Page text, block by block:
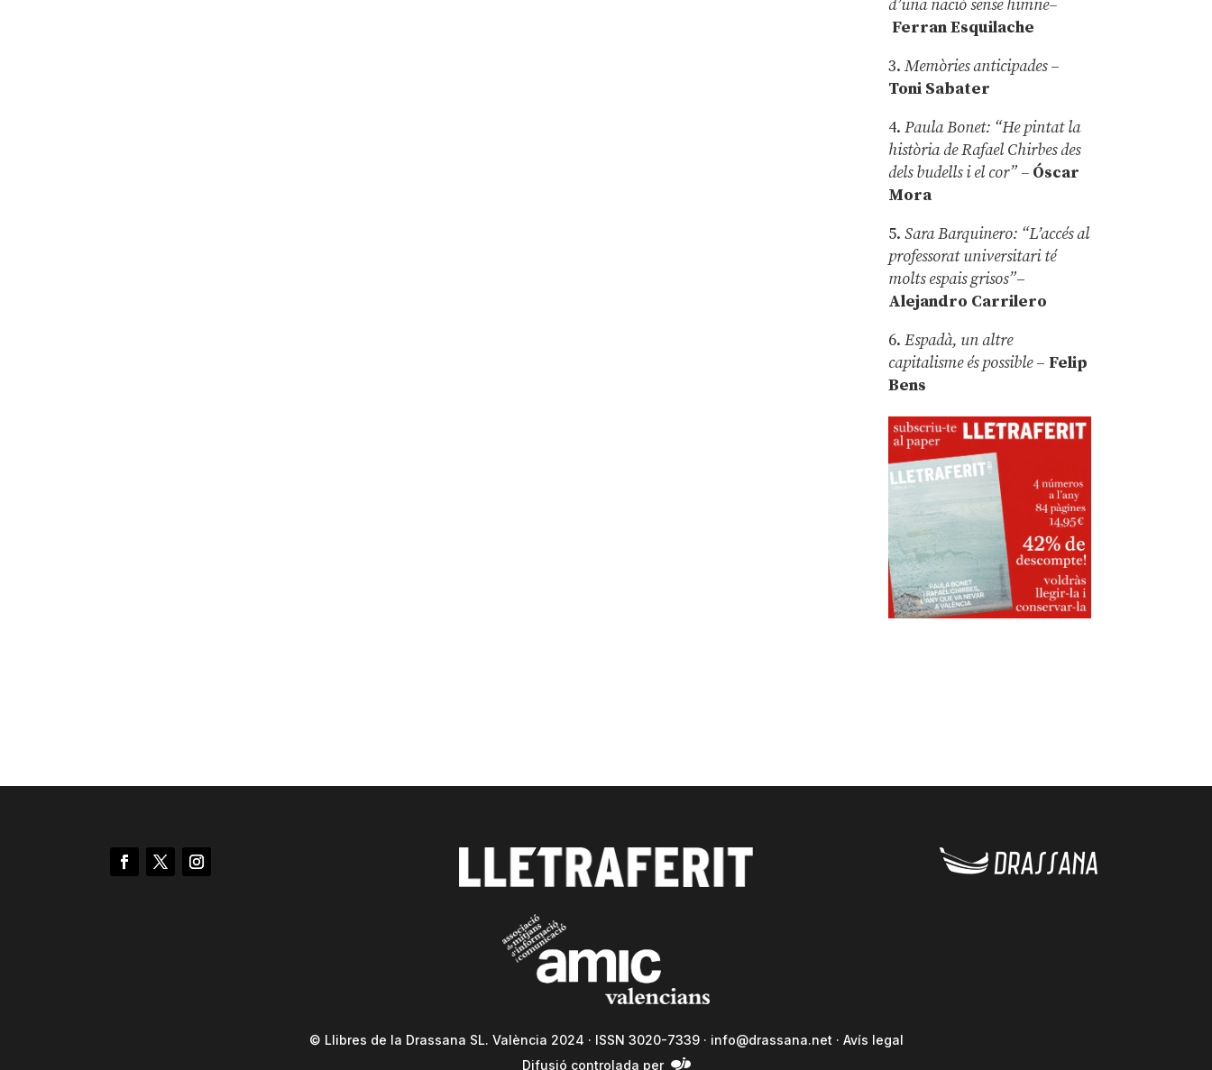
d’una nació sense himne–
Ferran Esquilache
3.Memòries anticipades–
Toni Sabater
4.Paula Bonet: “He pintat la
història de Rafael Chirbes des
dels budells i el cor” – Óscar
Mora
5.Sara Barquinero: “L’accés al
professorat universitari té
molts espais grisos”–
Alejandro Carrilero
6.Espadà, un altre
capitalisme és possible – Felip
Bens
© Llibres de la Drassana SL. València 2024 · ISSN 3020-7339 · info@drassana.net · Avís legal
Difusió controlada per